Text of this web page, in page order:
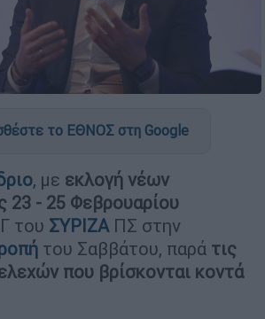
το ΕΘΝΟΣ στη Google
, με εκλογή νέων
23 - 25 Φεβρουαρίου
του ΣΥΡΙΖΑ ΠΣ στην
του Σαββάτου, παρά τις
που βρίσκονται κοντά